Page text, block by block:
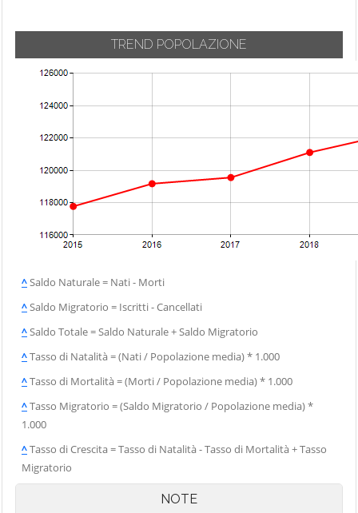
TREND POPOLAZIONE
^Saldo Naturale = Nati - Morti
^Saldo Migratorio = Iscritti - Cancellati
^Saldo Totale = Saldo Naturale + Saldo Migratorio
^Tasso di Natalità = (Nati / Popolazione media) * 1.000
^Tasso di Mortalità = (Morti / Popolazione media) * 1.000
^Tasso Migratorio = (Saldo Migratorio / Popolazione media) *
1.000
^Tasso di Crescita = Tasso di Natalità - Tasso di Mortalità + Tasso
Migratorio
NOTE